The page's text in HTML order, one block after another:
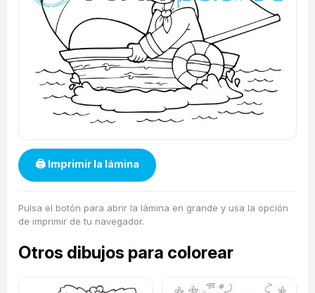
🖨 Imprimir la lámina
Pulsa el botón para abrir la lámina en grande y usa la opción
de imprimir de tu navegador.
Otros dibujos para colorear